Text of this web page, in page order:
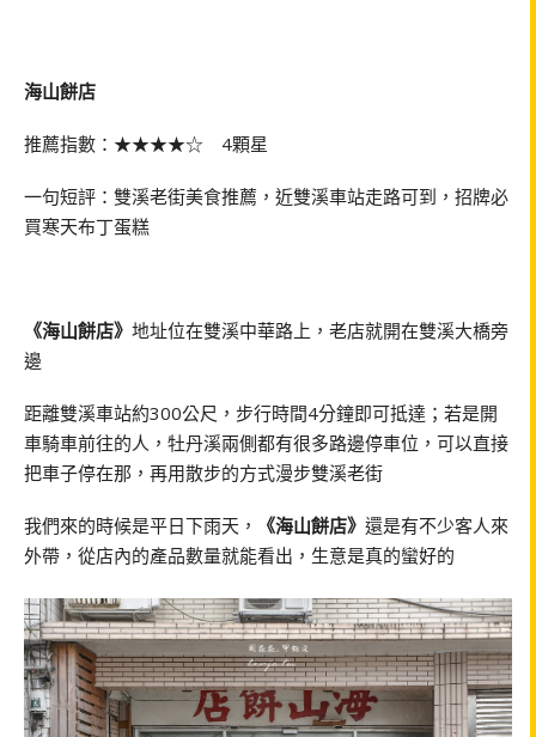
海山餅店
推薦指數：★★★★☆ 4顆星
一句短評：雙溪老街美食推薦，近雙溪車站走路可到，招牌必
買寒天布丁蛋糕
《海山餅店》 地址位在雙溪中華路上，老店就開在雙溪大橋旁
邊
距離雙溪車站約300公尺，步行時間4分鐘即可抵達；若是開
車騎車前往的人，牡丹溪兩側都有很多路邊停車位，可以直接
把車子停在那，再用散步的方式漫步雙溪老街
我們來的時候是平日下雨天， 《海山餅店》 還是有不少客人來
外帶，從店內的產品數量就能看出，生意是真的蠻好的